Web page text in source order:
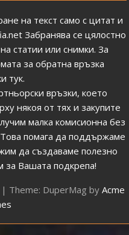
на текст само с цитат и
Забранява се цялостно
статии или снимки. За
за обратна връзка
тук.
връзки, което
някоя от тях и закупите
малка комисионна без
помага да поддържаме
да създаваме полезно
за Вашата подкрепа!
| Theme: DuperMag by Acme